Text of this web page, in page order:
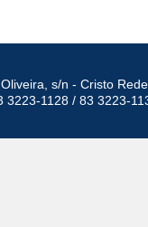
s/n - Cristo
3223-1128 / 83 3223-